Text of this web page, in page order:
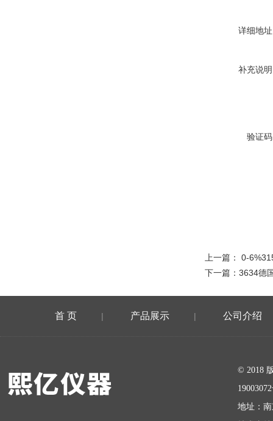
详细地
补充说
验证
上一篇： 0-
下一篇： 3634德
首 页 | 产品展示 | 公司介绍
© 2018
地址：